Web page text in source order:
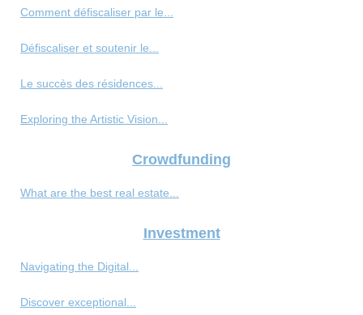
Comment défiscaliser par le...
Défiscaliser et soutenir le...
Le succès des résidences...
Exploring the Artistic Vision...
Crowdfunding
What are the best real estate...
Investment
Navigating the Digital...
Discover exceptional...